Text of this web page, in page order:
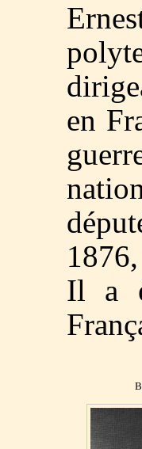
en
Il a